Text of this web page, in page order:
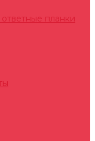
планки